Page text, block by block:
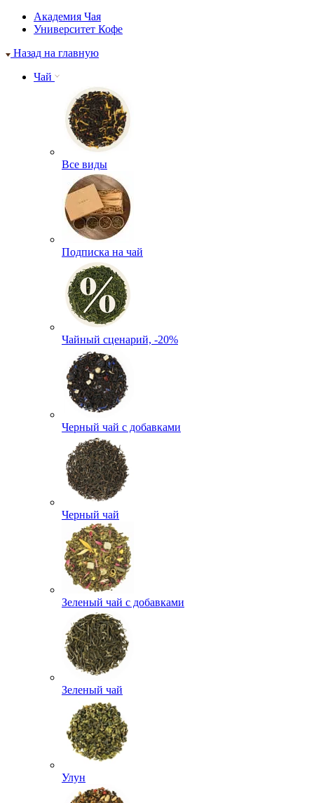
Академия Чая
Университет Кофе
Назад на главную
Чай
Все виды
Подписка на чай
Чайный сценарий, -20%
Черный чай с добавками
Черный чай
Зеленый чай с добавками
Зеленый чай
Улун